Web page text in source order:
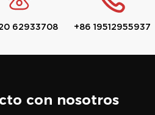
62933708 +86 19512955937
con nosotros